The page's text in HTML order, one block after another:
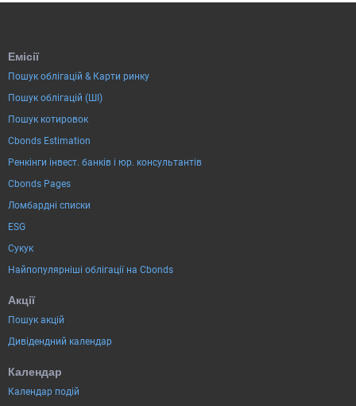
Емісії
Пошук облігацій & Карти ринку
Пошук облігацій (ШІ)
Пошук котировок
Cbonds Estimation
Ренкінги інвест. банків і юр. консультантів
Cbonds Pages
Ломбардні списки
ESG
Сукук
Найпопулярніші облігації на Cbonds
Акції
Пошук акцій
Дивідендний календар
Календар
Календар подій